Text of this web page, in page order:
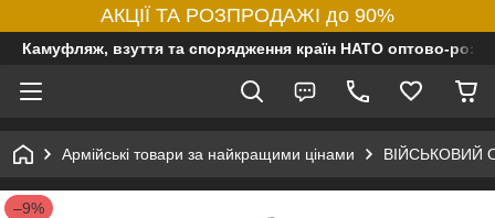
АКЦІЇ ТА РОЗПРОДАЖІ до 90%
Камуфляж, взуття та спорядження країн НАТО оптово-
Армійські товари за найкращими цінами ВІЙСЬКОВИЙ
–9%